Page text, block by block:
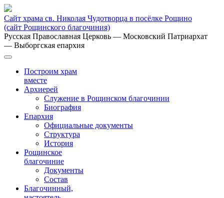
Сайт храма св. Николая Чудотворца в посёлке Рощино
(сайт Рощинского благочиния)
Русская Православная Церковь — Московский Патриархат
— Выборгская епархия
Построим храм
вместе
Архиерей
Служение в Рощинском благочинии
Биография
Епархия
Официальные документы
Структура
История
Рощинское
благочиние
Документы
Состав
Благочинный,